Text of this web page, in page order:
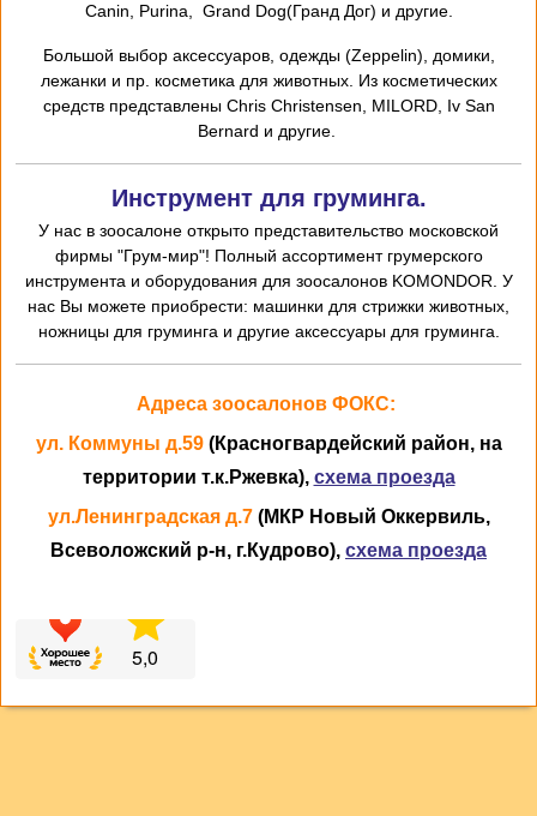
Canin, Purina, Grand Dog(Гранд Дог) и другие.
Большой выбор аксессуаров, одежды (Zeppelin), домики,
лежанки и пр. косметика для животных. Из косметических
средств представлены ChrisChristensen, MILORD, Iv San
Bernard и другие.
Инструмент для груминга.
У нас в зоосалоне открыто представительство московской
фирмы "Грум-мир"! Полный ассортимент грумерского
инструмента и оборудования для зоосалонов KOMONDOR. У
нас Вы можете приобрести: машинки для стрижки животных,
ножницы для груминга и другие аксессуары для груминга.
Адреса зоосалонов ФОКС:
ул. Коммуны д.59 (Красногвардейский район, на
территории т.к.Ржевка), схема проезда
ул.Ленинградская д.7 (МКР Новый Оккервиль,
Всеволожский р-н, г.Кудрово), схема проезда